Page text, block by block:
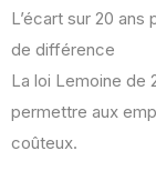
L’écart sur 20
de différence
La loi Lemoine de
permettre aux
coûteux.